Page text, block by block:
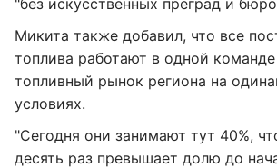
"без искусственных преград и
Микита также добавил, что все
топлива работают в одной
топливный рынок региона на
условиях.
"Сегодня они занимают тут 40%,
десять раз превышает долю до